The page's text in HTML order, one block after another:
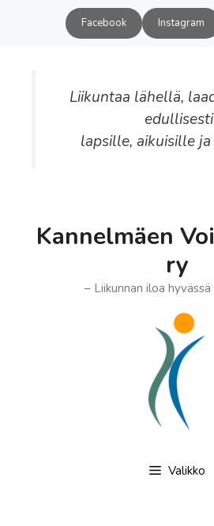
Facebook Instagram
Liikuntaa lähellä,
edullisesti
lapsille, aikuisille
Kannelmäen
ry
– Liikunnan iloa hyvässä
Valikko